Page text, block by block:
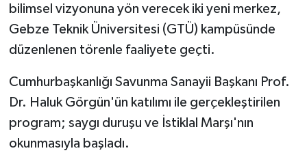
bilimsel vizyonuna yön verecek iki yeni merkez,
Gebze Teknik Üniversitesi (GTÜ) kampüsünde
düzenlenen törenle faaliyete geçti.
Cumhurbaşkanlığı Savunma Sanayii Başkanı Prof.
Dr. Haluk Görgün'ün katılımı ile gerçekleştirilen
program; saygı duruşu ve İstiklal Marşı'nın
okunmasıyla başladı.